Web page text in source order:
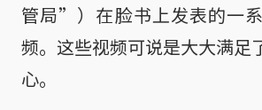
管局”）在脸书上发表的一
频。这些视频可说是大大满足
心。